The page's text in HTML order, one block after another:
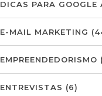
DICAS PARA GOOGLE
E-MAIL MARKETING
EMPREENDEDORISMO
ENTREVISTAS (6)